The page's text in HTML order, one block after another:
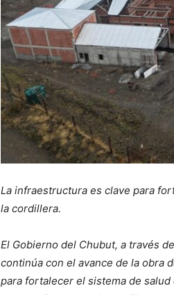
La infraestructura es clave para
la cordillera.
El Gobierno del Chubut, a través
continúa con el avance de la obra
para fortalecer el sistema de